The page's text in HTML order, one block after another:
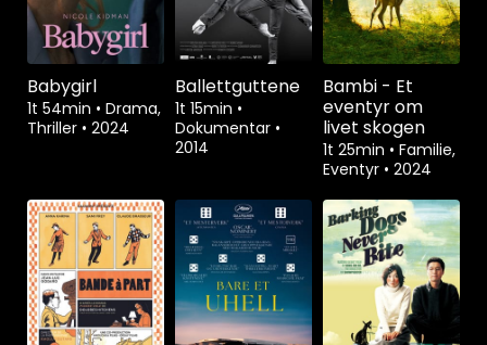
Babygirl
1t 54min • Drama,
Thriller • 2024
Ballettguttene
1t 15min •
Dokumentar •
2014
Bambi - Et
eventyr om
livet skogen
1t 25min • Familie,
Eventyr • 2024